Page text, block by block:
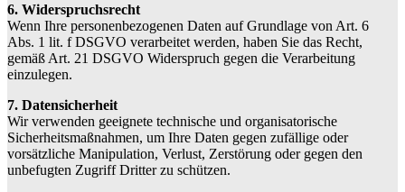
6. Widerspruchsrecht
Wenn Ihre personenbezogenen Daten auf Grundlage von Art. 6
Abs. 1 lit. f DSGVO verarbeitet werden, haben Sie das Recht,
gemäß Art. 21 DSGVO Widerspruch gegen die Verarbeitung
einzulegen.
7. Datensicherheit
Wir verwenden geeignete technische und organisatorische
Sicherheitsmaßnahmen, um Ihre Daten gegen zufällige oder
vorsätzliche Manipulation, Verlust, Zerstörung oder gegen den
unbefugten Zugriff Dritter zu schützen.